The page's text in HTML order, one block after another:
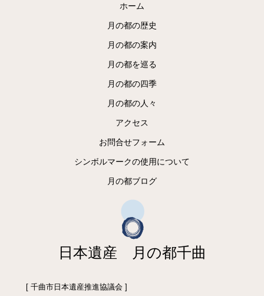
ホーム
月の都の歴史
月の都の案内
月の都を巡る
月の都の四季
月の都の人々
アクセス
お問合せフォーム
シンボルマークの使用について
月の都ブログ
日本遺産 月の都千曲
[ 千曲市日本遺産推進協議会 ]